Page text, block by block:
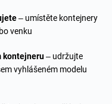
– umístěte kontejnery
venku
kontejneru– udržujte
vyhlášeném modelu